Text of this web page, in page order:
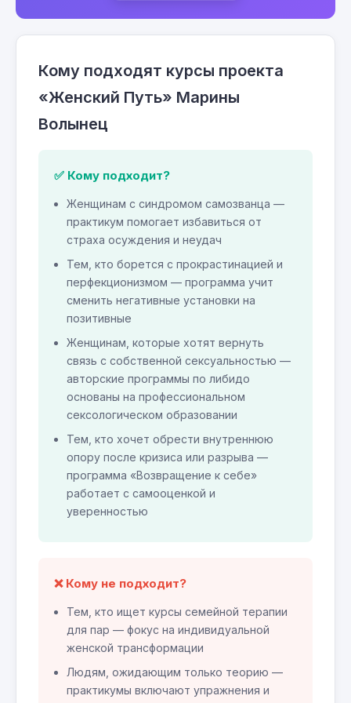
Кому подходят курсы проекта
«Женский Путь» Марины
Волынец
✅ Кому подходит?
Женщинам с синдромом самозванца —
практикум помогает избавиться от
страха осуждения и неудач
Тем, кто борется с прокрастинацией и
перфекционизмом — программа учит
сменить негативные установки на
позитивные
Женщинам, которые хотят вернуть
связь с собственной сексуальностью —
авторские программы по либидо
основаны на профессиональном
сексологическом образовании
Тем, кто хочет обрести внутреннюю
опору после кризиса или разрыва —
программа «Возвращение к себе»
работает с самооценкой и
уверенностью
❌ Кому не подходит?
Тем, кто ищет курсы семейной терапии
для пар — фокус на индивидуальной
женской трансформации
Людям, ожидающим только теорию —
практикумы включают упражнения и